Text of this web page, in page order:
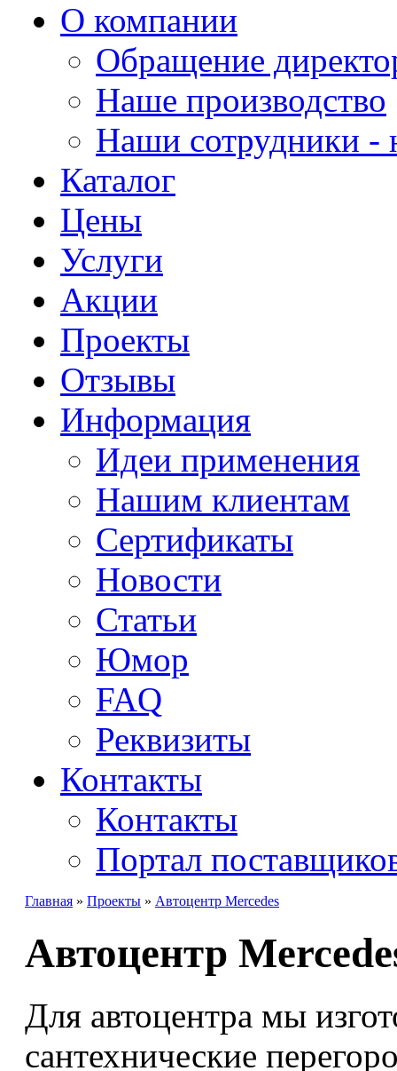
О компании
Обращение
Наше производство
Наши сотрудники -
Каталог
Цены
Услуги
Акции
Проекты
Отзывы
Информация
Идеи применения
Нашим клиентам
Сертификаты
Новости
Статьи
Юмор
FAQ
Реквизиты
Контакты
Контакты
Портал
Главная » Проекты » Автоцентр Mercedes
Автоцентр
Для автоцентра мы
сантехнические